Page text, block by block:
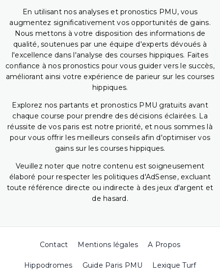
En utilisant nos analyses et pronostics PMU, vous
augmentez significativement vos opportunités de gains.
Nous mettons à votre disposition des informations de
qualité, soutenues par une équipe d'experts dévoués à
l'excellence dans l'analyse des courses hippiques. Faites
confiance à nos pronostics pour vous guider vers le succès,
améliorant ainsi votre expérience de parieur sur les courses
hippiques.
Explorez nos partants et pronostics PMU gratuits avant
chaque course pour prendre des décisions éclairées. La
réussite de vos paris est notre priorité, et nous sommes là
pour vous offrir les meilleurs conseils afin d'optimiser vos
gains sur les courses hippiques.
Veuillez noter que notre contenu est soigneusement
élaboré pour respecter les politiques d'AdSense, excluant
toute référence directe ou indirecte à des jeux d'argent et
de hasard.
Contact Mentions légales A Propos
Hippodromes Guide Paris PMU Lexique Turf